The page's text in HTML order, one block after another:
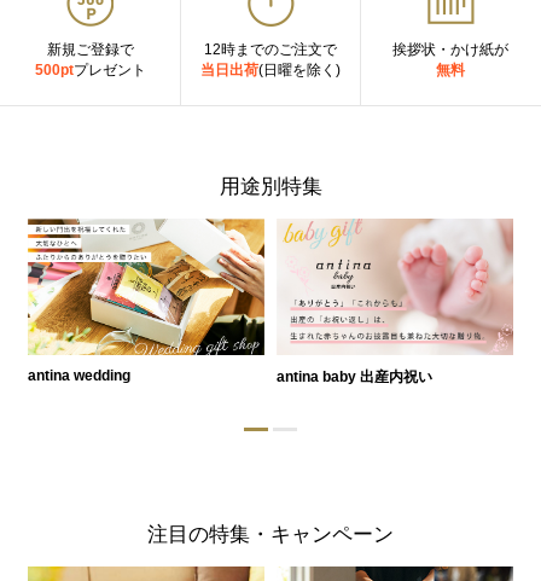
新規ご登録で
500ptプレゼント
12時までのご注文で
当日出荷(日曜を除く)
挨拶状・かけ紙が
無料
用途別特集
antina wedding antina baby 出産内祝い
注目の特集・キャンペーン